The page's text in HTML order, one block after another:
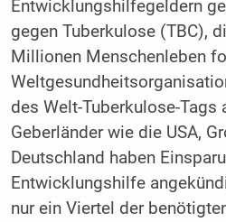
Entwicklungshilfegeldern
gegen Tuberkulose (TBC),
Millionen Menschenleben
des Welt-Tuberkulose-Tags
Geberländer wie die USA,
Deutschland haben
Entwicklungshilfe
nur ein Viertel der